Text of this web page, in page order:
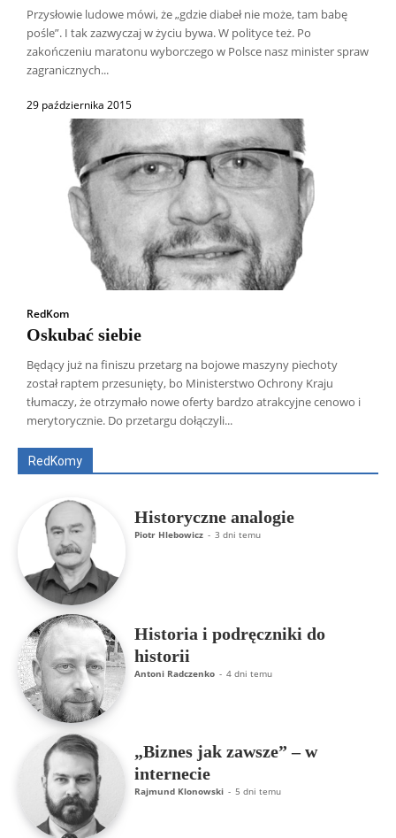
Przysłowie ludowe mówi, że „gdzie diabeł nie może, tam babę
pośle”. I tak zazwyczaj w życiu bywa. W polityce też. Po
zakończeniu maratonu wyborczego w Polsce nasz minister spraw
zagranicznych...
29 października 2015
RedKom
Oskubać siebie
Będący już na finiszu przetarg na bojowe maszyny piechoty
został raptem przesunięty, bo Ministerstwo Ochrony Kraju
tłumaczy, że otrzymało nowe oferty bardzo atrakcyjne cenowo i
merytorycznie. Do przetargu dołączyli...
RedKomy
Wszyscy Aleksander Borowik
Antoni Radczenko
Artur Płokszto
Grzegorz Górny
ks. Jarosław Wąsowicz SDB
Historyczne analogie
Piotr Hlebowicz - 3 dni temu
Historia i podręczniki do
historii
Antoni Radczenko - 4 dni temu
„Biznes jak zawsze” – w
internecie
Rajmund Klonowski - 5 dni temu